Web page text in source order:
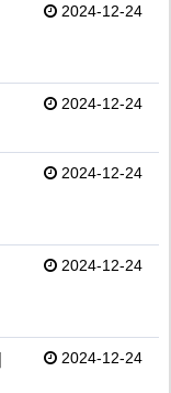
2024-12-24
2024-12-24
2024-12-24
2024-12-24
2024-12-24